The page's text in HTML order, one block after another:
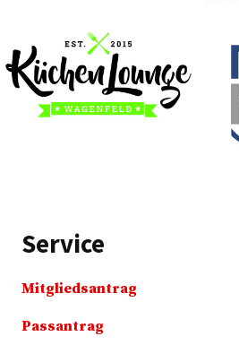
Service
Mitgliedsantrag
Passantrag